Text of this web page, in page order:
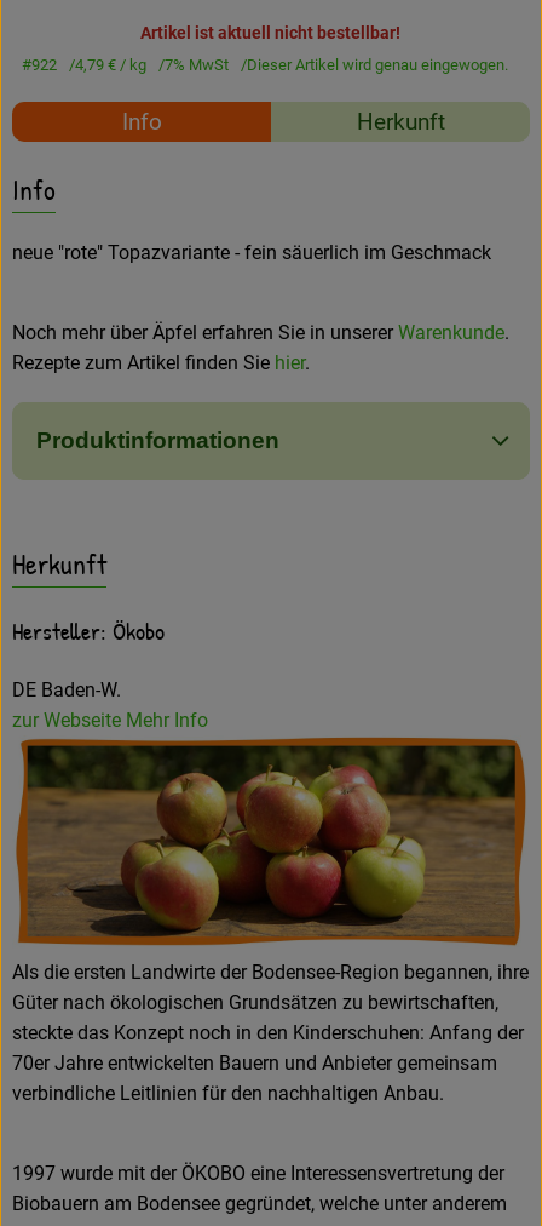
Veranstaltungen
Amperhof-Blog
Entdecken
Über uns
Artikel ist aktuell nicht bestellbar!
#922 4,79 € / kg 7% MwSt Dieser Artikel wird genau eingewogen.
Rezepte
Info Herkunft
Info
neue "rote" Topazvariante - fein säuerlich im Geschmack
Noch mehr über Äpfel erfahren Sie in unserer Warenkunde.
Rezepte zum Artikel finden Sie hier.
Produktinformationen
Herkunft
Hersteller: Ökobo
DE Baden-W.
zur Webseite Mehr Info
Als die ersten Landwirte der Bodensee-Region begannen, ihre
Güter nach ökologischen Grundsätzen zu bewirtschaften,
steckte das Konzept noch in den Kinderschuhen: Anfang der
70er Jahre entwickelten Bauern und Anbieter gemeinsam
verbindliche Leitlinien für den nachhaltigen Anbau.
1997 wurde mit der ÖKOBO eine Interessensvertretung der
Biobauern am Bodensee gegründet, welche unter anderem